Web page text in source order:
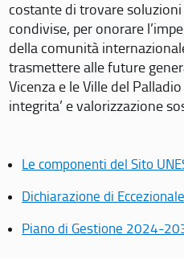
costante di trovare
condivise, per onorare
della comunità
trasmettere alle future
Vicenza e le Ville del
integrita’ e valorizzazione
Le componenti del Sito
Dichiarazione di
Piano di Gestione 2024-